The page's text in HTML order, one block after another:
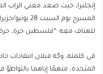
إنجلترا، حيث صعد مغني الراب
المسرح يوم
للهتاف معه: “فلسطين حرة،
في كلمته، وجّه فيلان انتقادات
المتحدة، متهمًا إياهما بالتواطؤ